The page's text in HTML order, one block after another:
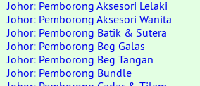
Johor: Pemborong Aksesori Lelaki
Johor: Pemborong Aksesori Wanita
Johor: Pemborong Batik & Sutera
Johor: Pemborong Beg Galas
Johor: Pemborong Beg Tangan
Johor: Pemborong Bundle